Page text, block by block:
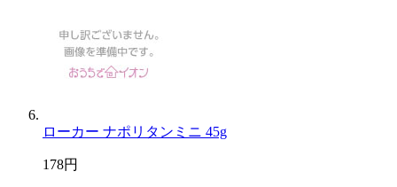
ローカー ナポリタンミニ 45g
178円